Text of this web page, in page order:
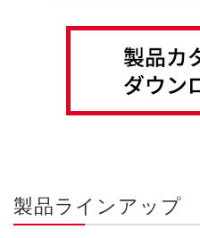
製品ラインアップ